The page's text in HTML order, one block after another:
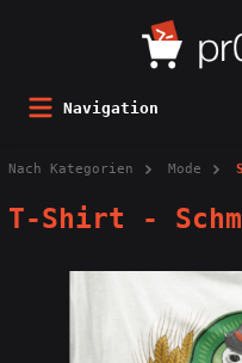
Navigation
Nach Kategorien Mode
T-Shirt -